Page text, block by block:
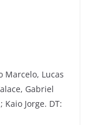
Marcelo, Lucas
Gabriel
Jorge. DT: